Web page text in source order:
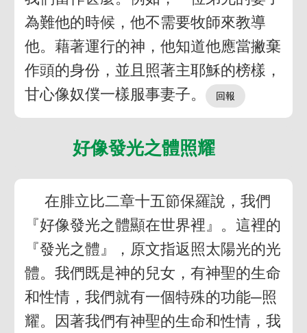
為難他的時候，他不需要牧師來教導
他。藉著運行的神，他知道他應當撇棄
作頭的身份，並且照著主耶穌的榜樣，
甘心像奴僕一樣服事妻子。
好像發光之體照耀
在腓立比二章十五節保羅說，我們
『好像發光之體顯在世界裡』。這裡的
『發光之體』，原文指返照太陽光的光
體。我們既是神的兒女，有神聖的生命
和性情，我們就有一個特殊的功能─照
耀。因著我們有神聖的生命和性情，我